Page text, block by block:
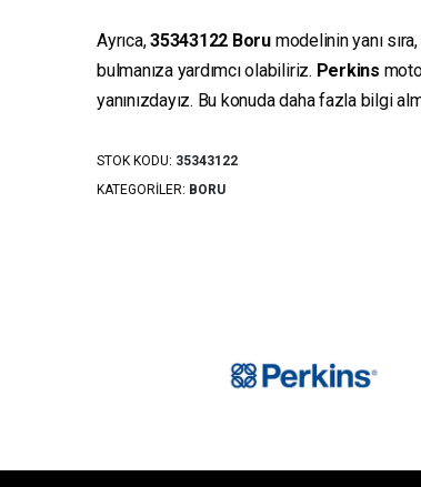
Ayrıca,35343122 Boru modelinin yanı
bulmanıza yardımcı olabiliriz. Perkins
yanınızdayız. Bu konuda daha fazla bilgi
STOK KODU: 35343122
KATEGORILER: BORU